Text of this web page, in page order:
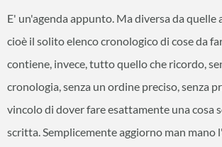
E' un'agenda appunto. Ma diversa da quelle
cioè il solito elenco cronologico di cose da
contiene, invece, tutto quello che ricordo,
cronologia, senza un ordine preciso, senza
vincolo di dover fare esattamente una cosa
scritta. Semplicemente aggiorno man mano